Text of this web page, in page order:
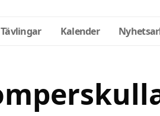
Tävlingar Kalender